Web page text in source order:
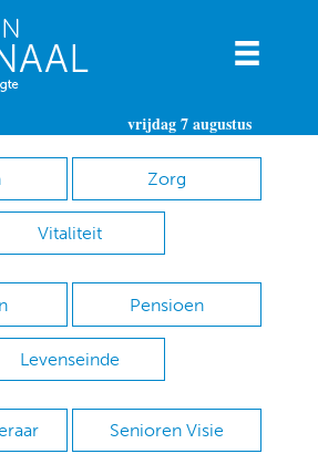
vrijdag 7 augustus
Zorg
Vitaliteit
Pensioen
Levenseinde
Senioren Visie